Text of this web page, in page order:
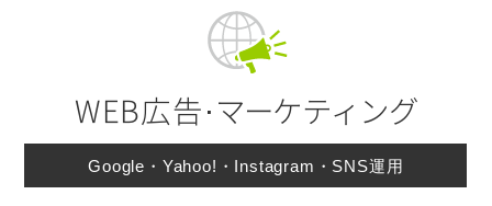
WEB広告⋅ マーケティング
Google・Yahoo!・Instagram・SNS運用